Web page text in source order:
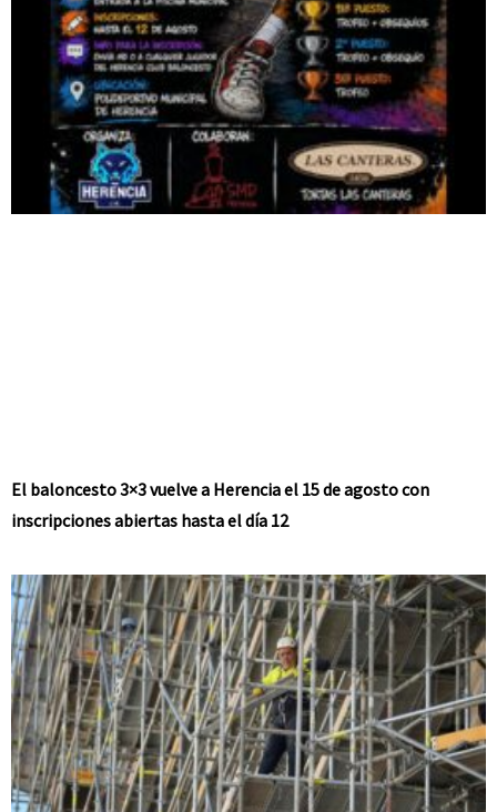
El baloncesto 3×3 vuelve a Herencia el 15 de agosto con
inscripciones abiertas hasta el día 12